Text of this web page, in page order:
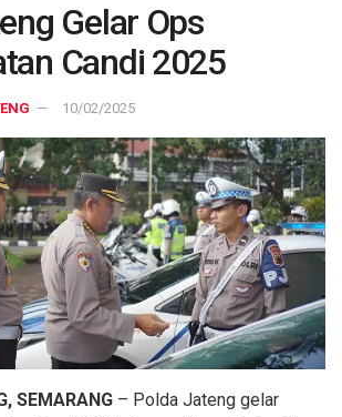
Gelar Ops
Candi 2025
10/02/2025
SEMARANG – Polda Jateng gelar